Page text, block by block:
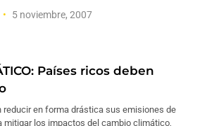
5 noviembre, 2007
Países ricos deben
reducir en forma drástica sus emisiones de
mitigar los impactos del cambio climático,